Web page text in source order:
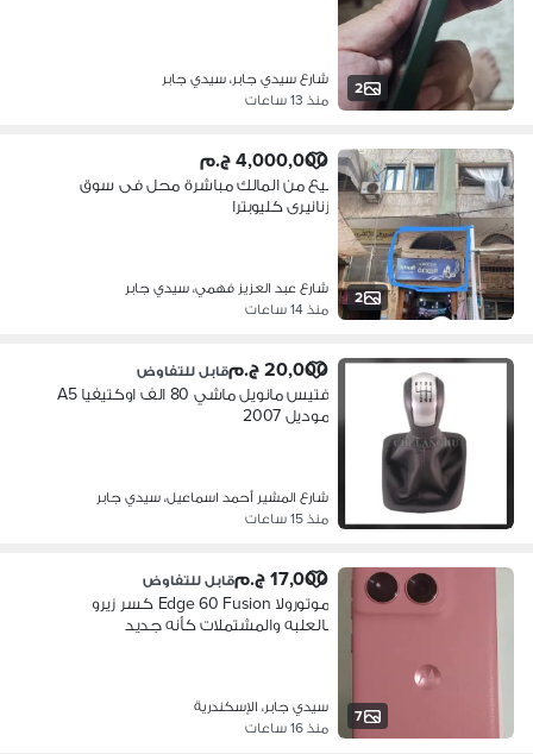
2
شارع سيدي جابر، سيدي جابر
منذ 13 ساعات
2
4,000,000 ج.م
بيع من المالك مباشرة محل فى سوق
زنانيرى كليوبترا
شارع عبد العزيز فهمي، سيدي جابر
منذ 14 ساعات
20,000 ج.م قابل للتفاوض
فتيس مانويل ماشي 80 الف اوكتيفيا A5
موديل 2007
شارع المشير أحمد اسماعيل، سيدي جابر
منذ 15 ساعات
7
17,000 ج.م قابل للتفاوض
موتورولا Edge 60 Fusion كسر زيرو
بالعلبه والمشتملات كأنه جديد
سيدي جابر، الإسكندرية
منذ 16 ساعات